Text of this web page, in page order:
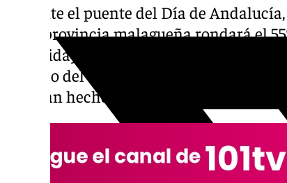
Durante el puente del Día de
en la provincia malagueña rondará el
‘Ruralidays’. Esto supone cerca de un
periodo del año 2024. De hecho, las
«habrán hecho aumentar esta cifra».